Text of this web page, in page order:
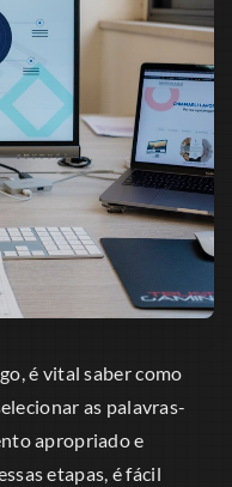
é vital saber como
as palavras-
apropriado e
etapas, é fácil